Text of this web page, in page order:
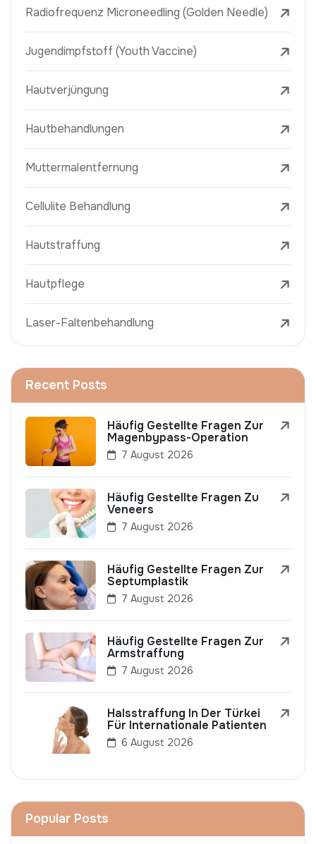
Radiofrequenz Microneedling (Golden Needle)
Jugendimpfstoff (Youth Vaccine)
Hautverjüngung
Hautbehandlungen
Muttermalentfernung
Cellulite Behandlung
Hautstraffung
Hautpflege
Laser-Faltenbehandlung
Recent Posts
Häufig Gestellte Fragen Zur
Magenbypass-Operation
7 August 2026
Häufig Gestellte Fragen Zu
Veneers
7 August 2026
Häufig Gestellte Fragen Zur
Septumplastik
7 August 2026
Häufig Gestellte Fragen Zur
Armstraffung
7 August 2026
Halsstraffung In Der Türkei
Für Internationale Patienten
6 August 2026
Popular Posts